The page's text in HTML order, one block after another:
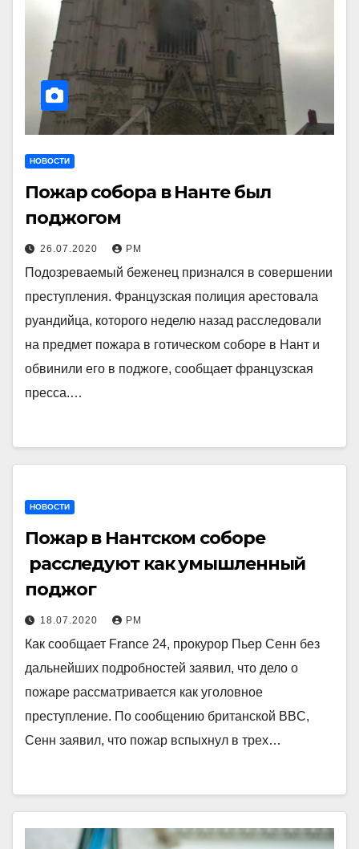
НОВОСТИ
Пожар собора в Нанте был
поджогом
26.07.2020 РМ
Подозреваемый беженец признался в совершении
преступления. Французская полиция арестовала
руандийца, которого неделю назад расследовали
на предмет пожара в готическом соборе в Нант и
обвинили его в поджоге, сообщает французская
пресса.…
НОВОСТИ
Пожар в Нантском соборе
расследуют как умышленный
поджог
18.07.2020 РМ
Как сообщает France 24, прокурор Пьер Сенн без
дальнейших подробностей заявил, что дело о
пожаре рассматривается как уголовное
преступление. По сообщению британской BBC,
Сенн заявил, что пожар вспыхнул в трех…